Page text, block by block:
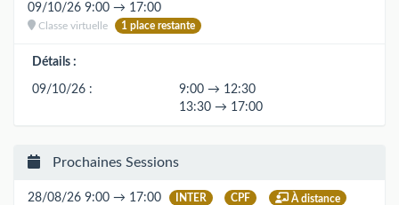
09/10/26 9:00 → 17:00
Classe virtuelle 1 place restante
Détails :
09/10/26 :
9:00 → 12:30
13:30 → 17:00
Prochaines Sessions
28/08/26 9:00 → 17:00 INTER CPF
À distance